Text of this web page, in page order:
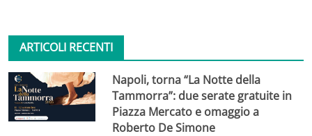
ARTICOLI RECENTI
Napoli, torna “La Notte della
Tammorra”: due serate gratuite in
Piazza Mercato e omaggio a
Roberto De Simone